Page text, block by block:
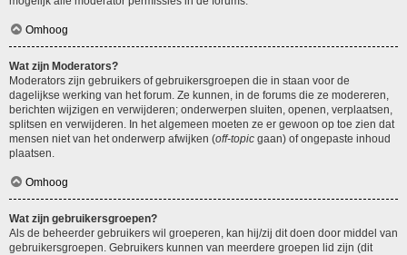
Omhoog
Wat zijn Moderators?
Moderators zijn gebruikers of gebruikersgroepen die in staan voor de
dagelijkse werking van het forum. Ze kunnen, in de forums die ze modereren,
berichten wijzigen en verwijderen; onderwerpen sluiten, openen, verplaatsen,
splitsen en verwijderen. In het algemeen moeten ze er gewoon op toe zien dat
mensen niet van het onderwerp afwijken (off-topic gaan) of ongepaste inhoud
plaatsen.
Omhoog
Wat zijn gebruikersgroepen?
Als de beheerder gebruikers wil groeperen, kan hij/zij dit doen door middel van
gebruikersgroepen. Gebruikers kunnen van meerdere groepen lid zijn (dit